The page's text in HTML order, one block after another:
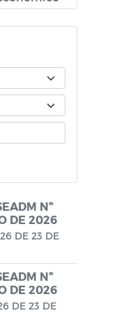
e
Saúde
de
de
Obras
Nº
DE 2026
DE 23 DE
Nº
DE 2026
DE 23 DE